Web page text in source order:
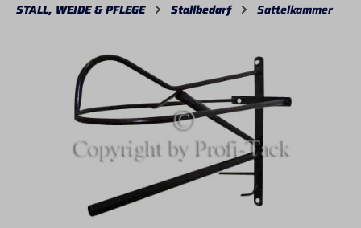
STALL, WEIDE & PFLEGE Stallbedarf Sattelkammer
Bildergalerie überspringen